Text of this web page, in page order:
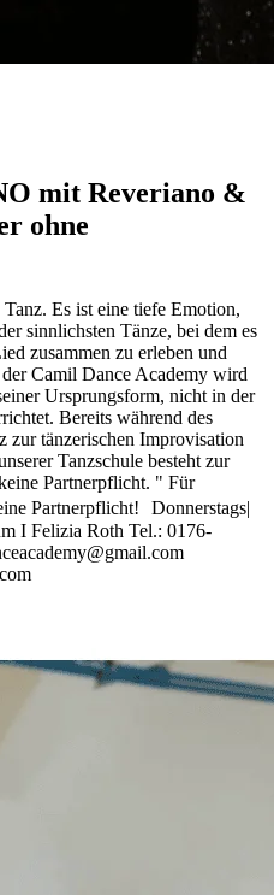
mit Reveriano &
ohne
Es ist eine tiefe Emotion,
sinnlichsten Tänze, bei dem es
zusammen zu erleben und
Camil Dance Academy wird
Ursprungsform, nicht in der
Bereits während des
zur tänzerischen Improvisation
Tanzschule besteht zur
Partnerpflicht. ​" Für
Partnerpflicht! Donnerstags|
I Felizia Roth Tel.: 0176-